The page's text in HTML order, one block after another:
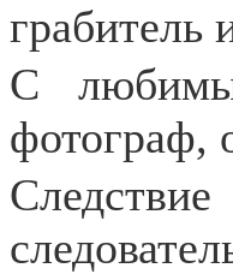
грабитель
С
фотограф,